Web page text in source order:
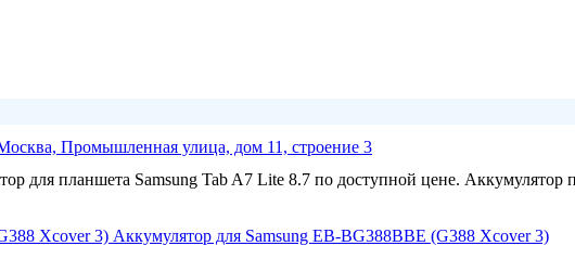
Промышленная улица, дом 11, строение 3
для планшета Samsung Tab A7 Lite 8.7 по доступной цене. Аккумулятор
Аккумулятор для Samsung EB-BG388BBE (G388 Xcover 3)